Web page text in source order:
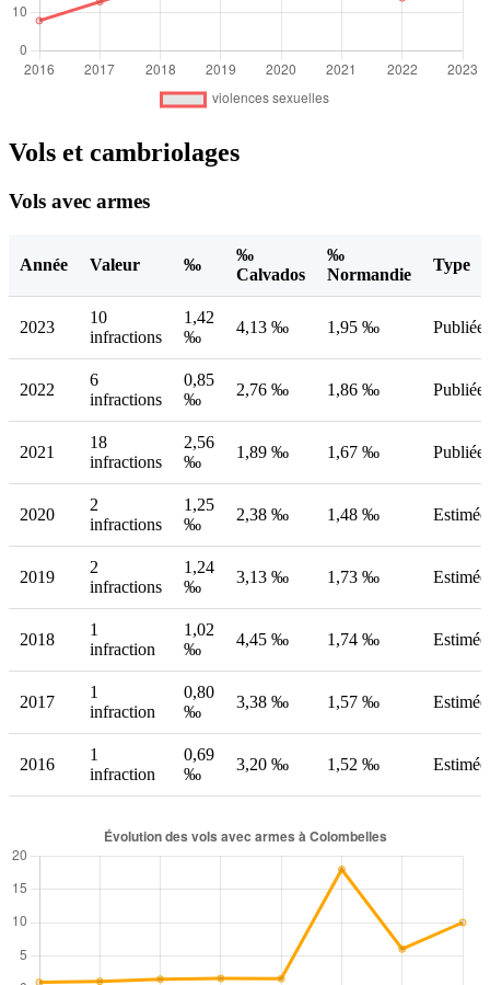
Vols et cambriolages
Vols avec armes
Année Valeur ‰
‰
Calvados
‰
Normandie
Type
2023
10
infractions
1,42
‰
4,13 ‰ 1,95 ‰ Publiée
2022
6
infractions
0,85
‰
2,76 ‰ 1,86 ‰ Publiée
2021
18
infractions
2,56
‰
1,89 ‰ 1,67 ‰ Publiée
2020
2
infractions
1,25
‰
2,38 ‰ 1,48 ‰ Estimée
2019
2
infractions
1,24
‰
3,13 ‰ 1,73 ‰ Estimée
2018
1
infraction
1,02
‰
4,45 ‰ 1,74 ‰ Estimée
2017
1
infraction
0,80
‰
3,38 ‰ 1,57 ‰ Estimée
2016
1
infraction
0,69
‰
3,20 ‰ 1,52 ‰ Estimée